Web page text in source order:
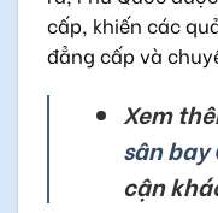
cấp, khiến các
đẳng cấp và
Xem
sân bay
cận